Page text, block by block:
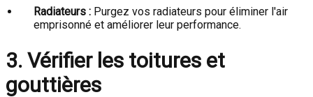
Radiateurs : Purgez vos radiateurs pour éliminer l'air
emprisonné et améliorer leur performance.
3. Vérifier les toitures et
gouttières